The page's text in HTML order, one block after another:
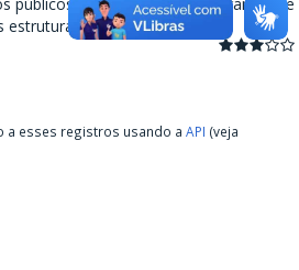
a partir de...
a esses registros usando a API (veja